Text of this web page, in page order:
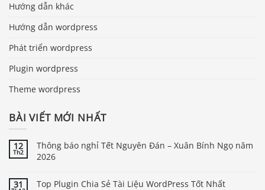
Hướng dẫn khác
Hướng dẫn wordpress
Phát triển wordpress
Plugin wordpress
Theme wordpress
BÀI VIẾT MỚI NHẤT
12
Th2
Thông báo nghỉ Tết Nguyên Đán – Xuân Bính Ngọ năm
2026
31 Top Plugin Chia Sẻ Tài Liệu WordPress Tốt Nhất